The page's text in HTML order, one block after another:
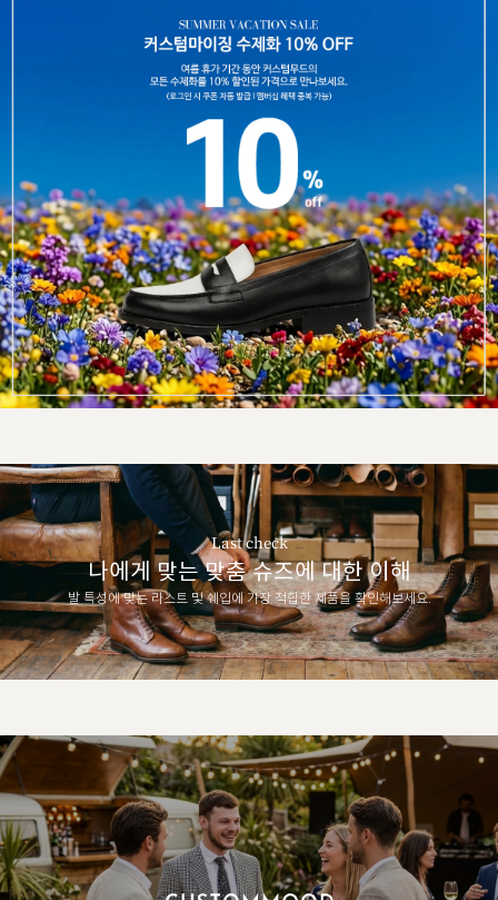
Last check
나에게 맞는 맞춤 슈즈에 대한 이해
발 특성에 맞는 라스트 및 쉐입에 가장 적합한 제품을 확인해보세요.